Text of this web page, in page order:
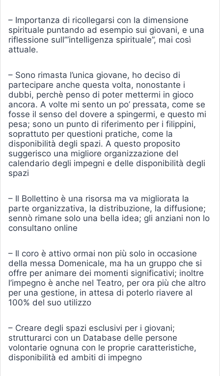
– Importanza di ricollegarsi con la dimensione
spirituale puntando ad esempio sui giovani, e una
riflessione sull’”intelligenza spirituale”, mai così
attuale.
– Sono rimasta l’unica giovane, ho deciso di
partecipare anche questa volta, nonostante i
dubbi, perchè penso di poter mettermi in gioco
ancora. A volte mi sento un po’ pressata, come se
fosse il senso del dovere a spingermi, e questo mi
pesa; sono un punto di riferimento per i filippini,
soprattuto per questioni pratiche, come la
disponibilità degli spazi. A questo proposito
suggerisco una migliore organizzazione del
calendario degli impegni e delle disponibilità degli
spazi
– Il Bollettino è una risorsa ma va migliorata la
parte organizzativa, la distribuzione, la diffusione;
sennò rimane solo una bella idea; gli anziani non lo
consultano online
– Il coro è attivo ormai non più solo in occasione
della messa Domenicale, ma ha un gruppo che si
offre per animare dei momenti significativi; inoltre
l’impegno è anche nel Teatro, per ora più che altro
per una gestione, in attesa di poterlo riavere al
100% del suo utilizzo
– Creare degli spazi esclusivi per i giovani;
strutturarci con un Database delle persone
volontarie ognuna con le proprie caratteristiche,
disponibilità ed ambiti di impegno